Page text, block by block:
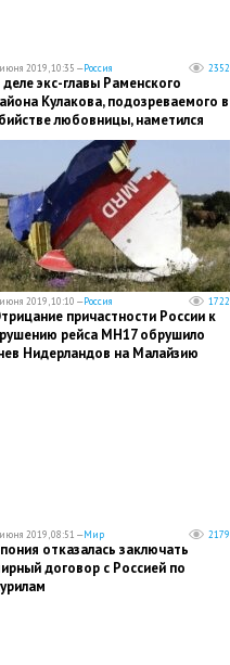
2019, 10:35 —Россия 2352
деле экс-главы Раменского
Кулакова, подозреваемого в
любовницы, наметился
поворот
2019, 10:10 —Россия 1722
причастности России к
рейса MH17 обрушило
Нидерландов на Малайзию
2019, 08:51 —Мир 2179
отказалась заключать
договор с Россией по